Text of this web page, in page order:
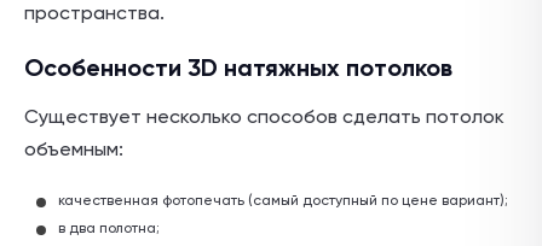
пространства.
Особенности 3D натяжных потолков
Существует несколько способов сделать потолок
объемным:
качественная фотопечать (самый доступный по цене вариант);
в два полотна;